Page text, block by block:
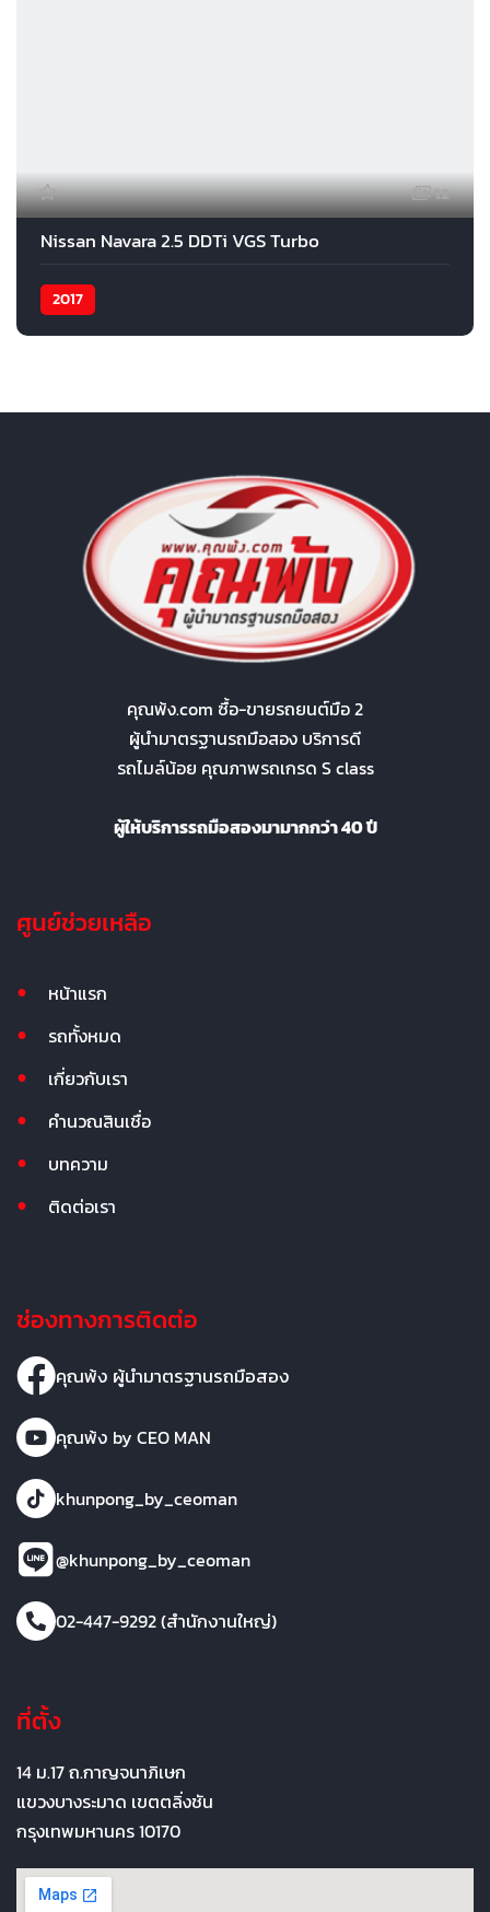
12
Nissan Navara 2.5 DDTi VGS Turbo
2017
คุณพ้ง.com ซื้อ-ขายรถยนต์มือ 2
ผู้นำมาตรฐานรถมือสอง บริการดี
รถไมล์น้อย คุณภาพรถเกรด S class
ผู้ให้บริการรถมือสองมามากกว่า 40 ปี
ศูนย์ช่วยเหลือ
หน้าแรก
รถทั้งหมด
เกี่ยวกับเรา
คำนวณสินเชื่อ
บทความ
ติดต่อเรา
ช่องทางการติดต่อ
คุณพ้ง ผู้นำมาตรฐานรถมือสอง
คุณพ้ง by CEO MAN
khunpong_by_ceoman
@khunpong_by_ceoman
02-447-9292 (สำนักงานใหญ่)
ที่ตั้ง
14 ม.17 ถ.กาญจนาภิเษก
แขวงบางระมาด เขตตลิ่งชัน
กรุงเทพมหานคร 10170